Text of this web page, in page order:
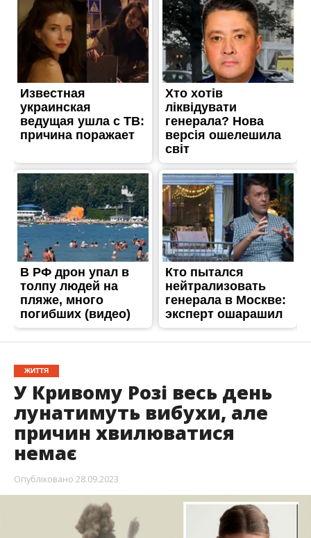
ЖИТТЯ
У Кривому Розі весь день
лунатимуть вибухи, але
причин хвилюватися
немає
Опубліковано 28.09.2023